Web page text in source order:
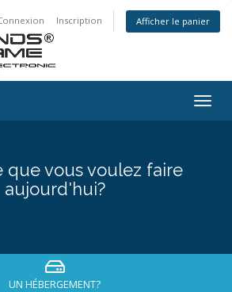
Inscription Afficher le panier
la
que vous voulez faire
aujourd'hui?
UN HÉBERGEMENT?